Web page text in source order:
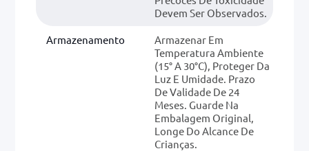
Devem Ser Observados.
Armazenamento
Armazenar Em
Temperatura Ambiente
(15° A 30°C), Proteger Da
Luz E Umidade. Prazo
De Validade De 24
Meses. Guarde Na
Embalagem Original,
Longe Do Alcance De
Crianças.